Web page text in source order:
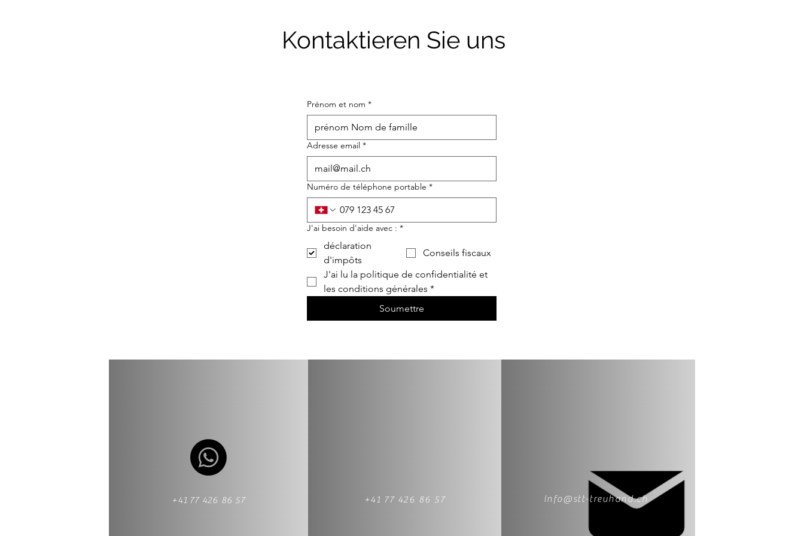
Kontaktieren Sie uns
Prénom et nom *
Adresse email *
Numéro de téléphone portable *
J'ai besoin d'aide avec : *
déclaration
d'impôts
Conseils fiscaux
J'ai lu la politique de confidentialité et
les conditions générales *
Soumettre
+41 77 426 86 57 +41 77 426 86 57 Info@stt-treuhand.ch